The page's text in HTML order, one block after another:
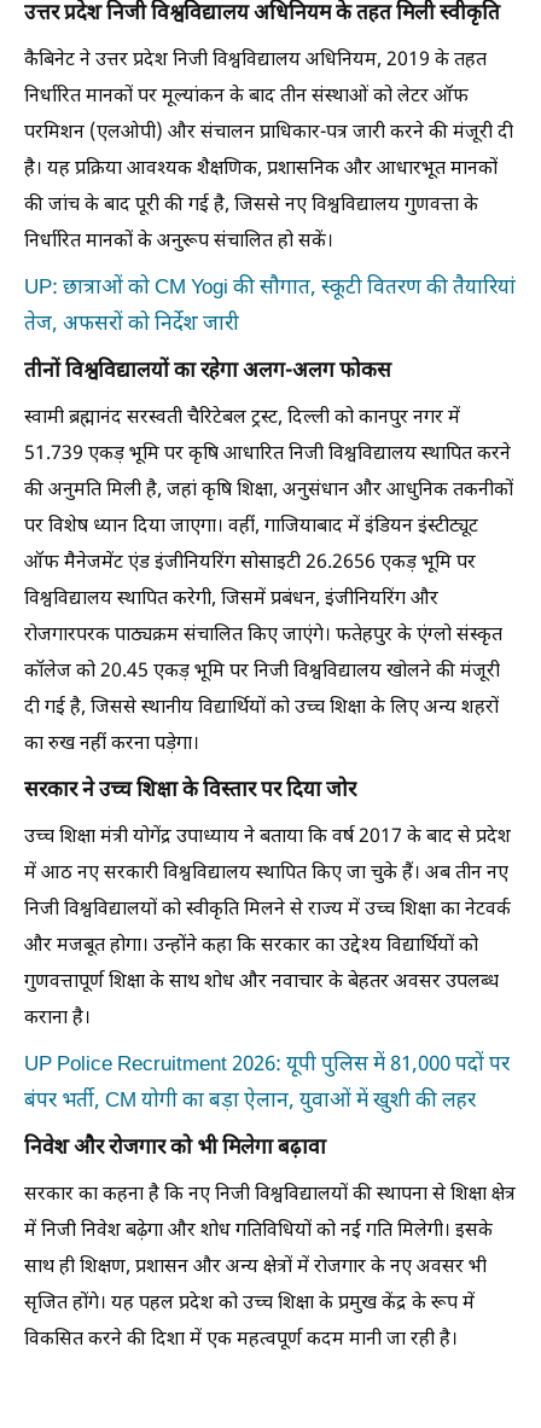
उत्तर प्रदेश निजी विश्वविद्यालय अधिनियम के तहत मिली स्वीकृति
कैबिनेट ने उत्तर प्रदेश निजी विश्वविद्यालय अधिनियम, 2019 के तहत
निर्धारित मानकों पर मूल्यांकन के बाद तीन संस्थाओं को लेटर ऑफ
परमिशन (एलओपी) और संचालन प्राधिकार-पत्र जारी करने की मंजूरी दी
है। यह प्रक्रिया आवश्यक शैक्षणिक, प्रशासनिक और आधारभूत मानकों
की जांच के बाद पूरी की गई है, जिससे नए विश्वविद्यालय गुणवत्ता के
निर्धारित मानकों के अनुरूप संचालित हो सकें।
UP: छात्राओं को CM Yogi की सौगात, स्कूटी वितरण की तैयारियां
तेज, अफसरों को निर्देश जारी
तीनों विश्वविद्यालयों का रहेगा अलग-अलग फोकस
स्वामी ब्रह्मानंद सरस्वती चैरिटेबल ट्रस्ट, दिल्ली को कानपुर नगर में
51.739 एकड़ भूमि पर कृषि आधारित निजी विश्वविद्यालय स्थापित करने
की अनुमति मिली है, जहां कृषि शिक्षा, अनुसंधान और आधुनिक तकनीकों
पर विशेष ध्यान दिया जाएगा। वहीं, गाजियाबाद में इंडियन इंस्टीट्यूट
ऑफ मैनेजमेंट एंड इंजीनियरिंग सोसाइटी 26.2656 एकड़ भूमि पर
विश्वविद्यालय स्थापित करेगी, जिसमें प्रबंधन, इंजीनियरिंग और
रोजगारपरक पाठ्यक्रम संचालित किए जाएंगे। फतेहपुर के एंग्लो संस्कृत
कॉलेज को 20.45 एकड़ भूमि पर निजी विश्वविद्यालय खोलने की मंजूरी
दी गई है, जिससे स्थानीय विद्यार्थियों को उच्च शिक्षा के लिए अन्य शहरों
का रुख नहीं करना पड़ेगा।
सरकार ने उच्च शिक्षा के विस्तार पर दिया जोर
उच्च शिक्षा मंत्री योगेंद्र उपाध्याय ने बताया कि वर्ष 2017 के बाद से प्रदेश
में आठ नए सरकारी विश्वविद्यालय स्थापित किए जा चुके हैं। अब तीन नए
निजी विश्वविद्यालयों को स्वीकृति मिलने से राज्य में उच्च शिक्षा का नेटवर्क
और मजबूत होगा। उन्होंने कहा कि सरकार का उद्देश्य विद्यार्थियों को
गुणवत्तापूर्ण शिक्षा के साथ शोध और नवाचार के बेहतर अवसर उपलब्ध
कराना है।
UP Police Recruitment 2026: यूपी पुलिस में 81,000 पदों पर
बंपर भर्ती, CM योगी का बड़ा ऐलान, युवाओं में खुशी की लहर
निवेश और रोजगार को भी मिलेगा बढ़ावा
सरकार का कहना है कि नए निजी विश्वविद्यालयों की स्थापना से शिक्षा क्षेत्र
में निजी निवेश बढ़ेगा और शोध गतिविधियों को नई गति मिलेगी। इसके
साथ ही शिक्षण, प्रशासन और अन्य क्षेत्रों में रोजगार के नए अवसर भी
सृजित होंगे। यह पहल प्रदेश को उच्च शिक्षा के प्रमुख केंद्र के रूप में
विकसित करने की दिशा में एक महत्वपूर्ण कदम मानी जा रही है।